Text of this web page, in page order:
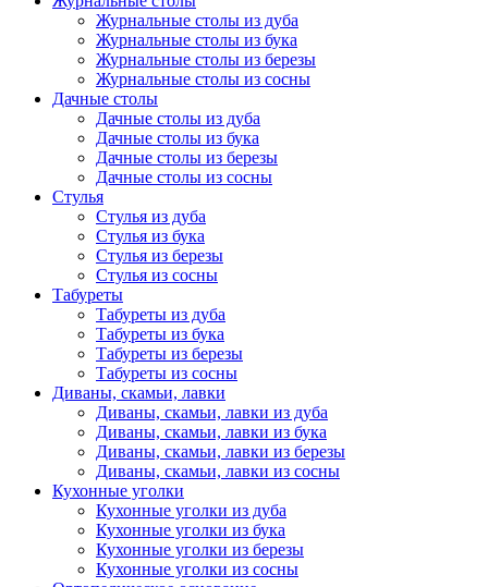
Журнальные столы из дуба
Журнальные столы из бука
Журнальные столы из березы
Журнальные столы из сосны
Дачные столы
Дачные столы из дуба
Дачные столы из бука
Дачные столы из березы
Дачные столы из сосны
Стулья
Стулья из дуба
Стулья из бука
Стулья из березы
Стулья из сосны
Табуреты
Табуреты из дуба
Табуреты из бука
Табуреты из березы
Табуреты из сосны
Диваны, скамьи, лавки
Диваны, скамьи, лавки из дуба
Диваны, скамьи, лавки из бука
Диваны, скамьи, лавки из березы
Диваны, скамьи, лавки из сосны
Кухонные уголки
Кухонные уголки из дуба
Кухонные уголки из бука
Кухонные уголки из березы
Кухонные уголки из сосны